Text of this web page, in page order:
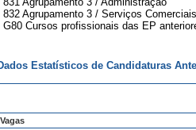
832 Agrupamento 3 / Serviços Comerciais
G80 Cursos profissionais das EP
Estatísticos de Candidaturas
Vagas